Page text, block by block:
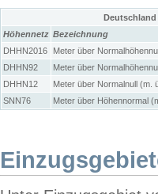
Höhennetz Bezeichnung
DHHN2016
Meter über
DHHN92
Meter über
DHHN12
Meter über Normalnull (m.
SNN76
Meter über Höhennormal